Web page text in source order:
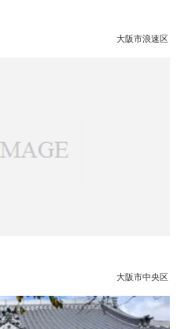
大阪市浪速区
大阪市中央区